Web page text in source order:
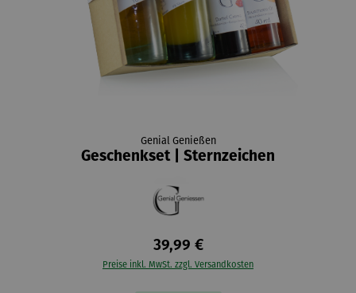
Genial Genießen
Geschenkset | Sternzeichen
39,99 €
Preise inkl. MwSt. zzgl. Versandkosten